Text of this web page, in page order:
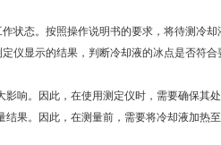
态。按照操作说明书的要求，将待测冷却
仪显示的结果，判断冷却液的冰点是否符合
。因此，在使用测定仪时，需要确保其处
。因此，在测量前，需要将冷却液加热